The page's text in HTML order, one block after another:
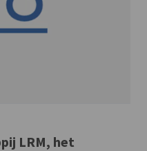
LRM, het